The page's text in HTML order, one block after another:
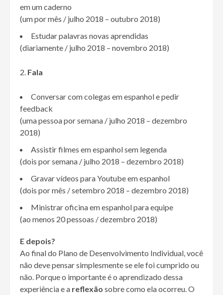
em um caderno
(um por mês / julho 2018 – outubro 2018)
Estudar palavras novas aprendidas
(diariamente / julho 2018 – novembro 2018)
Fala
Conversar com colegas em espanhol e pedir
feedback
(uma pessoa por semana / julho 2018 – dezembro
2018)
Assistir filmes em espanhol sem legenda
(dois por semana / julho 2018 – dezembro 2018)
Gravar vídeos para Youtube em espanhol
(dois por mês / setembro 2018 – dezembro 2018)
Ministrar oficina em espanhol para equipe
(ao menos 20 pessoas / dezembro 2018)
E depois?
Ao final do Plano de Desenvolvimento Individual, você
não deve pensar simplesmente se ele foi cumprido ou
não. Porque o importante é o aprendizado dessa
experiência e a reflexão sobre como ela ocorreu. O